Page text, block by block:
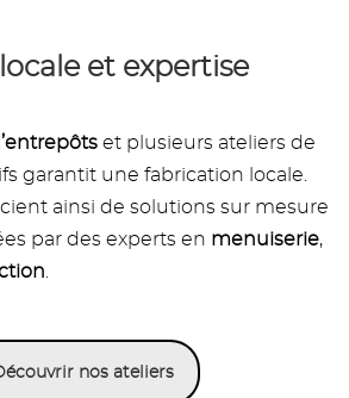
et expertise
et plusieurs ateliers de
garantit une fabrication locale.
ainsi de solutions sur mesure
par des experts en menuiserie,
nos ateliers